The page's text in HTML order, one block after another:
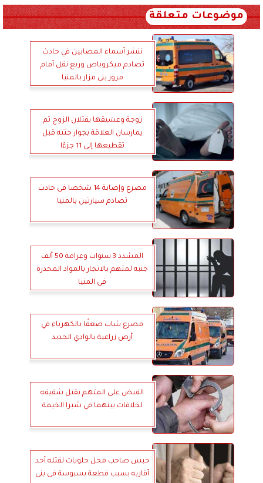
موضوعات متعلقة
ننشر أسماء المصابين في حادث
تصادم ميكروباص وربع نقل أمام
مرور بني مزار بالمنيا
زوجة وعشيقها يقتلان الزوج ثم
يمارسان العلاقة بجوار جثته قبل
تقطيعها إلى 11 جزءًا
مصرع وإصابة 14 شخصا فى حادث
تصادم سيارتين بالمنيا
المشدد 3 سنوات وغرامة 50 ألف
جنبه لمتهم بالاتجار بالمواد المخدرة
فى المنيا
مصرع شاب صعقًا بالكهرباء في
أرض زراعية بالوادي الجديد
القبض على المتهم بقتل شقيقه
لخلافات بينهما في شبرا الخيمة
حبس صاحب محل حلويات لقتله أحد
أقاربه بسبب قطعة بسبوسة فى بنى